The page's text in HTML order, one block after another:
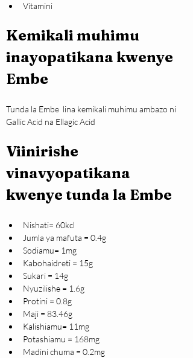
Vitamini
Kemikali muhimu
inayopatikana kwenye
Embe
Tunda la Embe  lina kemikali muhimu ambazo ni
Gallic Acid na Ellagic Acid
Viinirishe
vinavyopatikana
kwenye tunda la Embe
Nishati= 60kcl
Jumla ya mafuta = 0.4g
Sodiamu= 1mg
Kabohaidreti = 15g
Sukari = 14g
Nyuzilishe = 1.6g
Protini = 0.8g
Maji = 83.46g
Kalishiamu= 11mg
Potashiamu = 168mg
Madini chuma = 0.2mg